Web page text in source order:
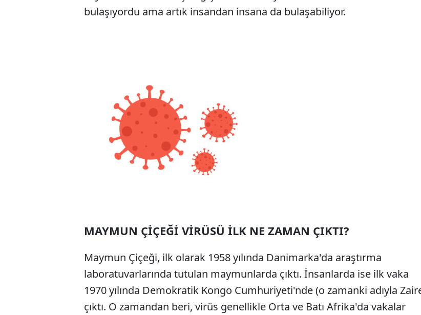
bulaşıyordu ama artık insandan insana da bulaşabiliyor.
MAYMUN ÇİÇEĞİ VİRÜSÜ İLK NE ZAMAN ÇIKTI?
Maymun Çiçeği, ilk olarak 1958 yılında Danimarka'da araştırma
laboratuvarlarında tutulan maymunlarda çıktı. İnsanlarda ise ilk vaka
1970 yılında Demokratik Kongo Cumhuriyeti'nde (o zamanki adıyla
çıktı. O zamandan beri, virüs genellikle Orta ve Batı Afrika'da vakalar